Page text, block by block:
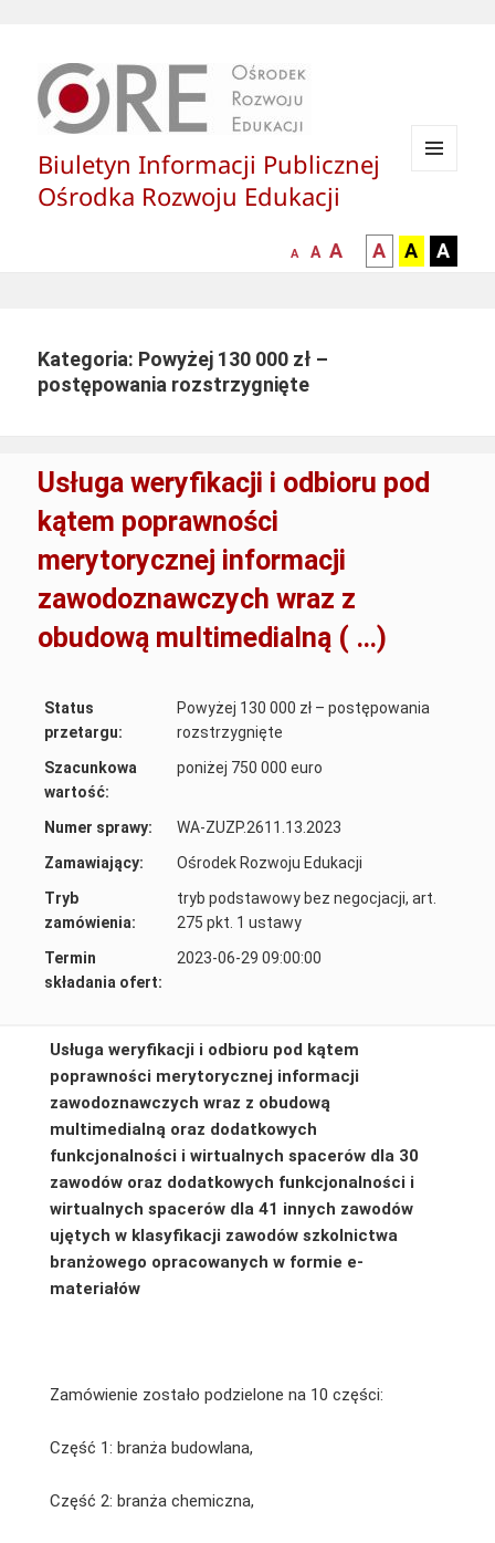
Biuletyn Informacji Publicznej
Ośrodka Rozwoju Edukacji
mniejsza
A
normalna
A
większa-
czcionka
A
kontrast
czarny
A
kontrast
czarny
A
żółty
A
Kategoria: Powyżej 130 000 zł –
postępowania rozstrzygnięte
Usługa weryfikacji i odbioru pod
kątem poprawności
merytorycznej informacji
zawodoznawczych wraz z
obudową multimedialną ( …)
Status
przetargu:
Powyżej 130 000 zł – postępowania
rozstrzygnięte
Szacunkowa
wartość:
poniżej 750 000 euro
Numer sprawy:
WA-ZUZP.2611.13.2023
Zamawiający:
Ośrodek Rozwoju Edukacji
Tryb
zamówienia:
tryb podstawowy bez negocjacji, art.
275 pkt. 1 ustawy
Termin
składania ofert:
2023-06-29 09:00:00
Usługa weryfikacji i odbioru pod kątem
poprawności merytorycznej informacji
zawodoznawczych wraz z obudową
multimedialną oraz dodatkowych
funkcjonalności i wirtualnych spacerów dla 30
zawodów oraz dodatkowych funkcjonalności i
wirtualnych spacerów dla 41 innych zawodów
ujętych w klasyfikacji zawodów szkolnictwa
branżowego opracowanych w formie e-
materiałów
Zamówienie zostało podzielone na 10 części:
Część 1: branża budowlana,
Część 2: branża chemiczna,